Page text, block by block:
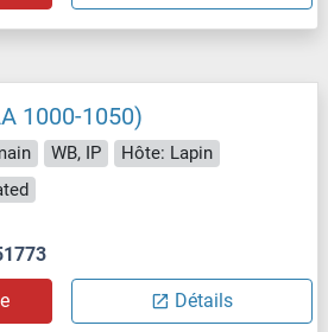
1000-1050)
WB, IP
Hôte: Lapin
Détails